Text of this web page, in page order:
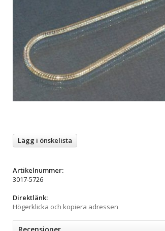
Lägg i önskelista
Artikelnummer:
3017-5726
Direktlänk:
Högerklicka och kopiera adressen